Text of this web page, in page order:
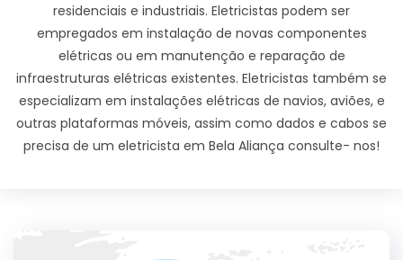
residenciais e industriais. Eletricistas podem ser
empregados em instalação de novas componentes
elétricas ou em manutenção e reparação de
infraestruturas elétricas existentes. Eletricistas também se
especializam em instalações elétricas de navios, aviões, e
outras plataformas móveis, assim como dados e cabos se
precisa de um eletricista em Bela Aliança consulte- nos!